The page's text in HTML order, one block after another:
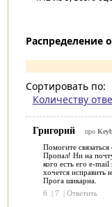
Распределение
Сортировать по:
Количеству
Григорий про
Помогите
Пропал! Ни на
кого есть его e-
хочется исправить
Прога шикарна.
6
| 7 | Ответить